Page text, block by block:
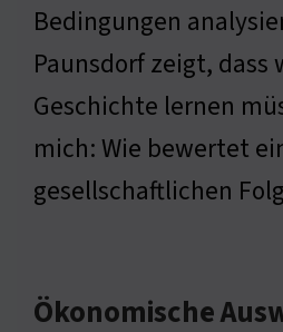
Bedingungen
Paunsdorf zeigt, dass
Geschichte lernen
mich: Wie bewertet
gesellschaftlichen
Ökonomische